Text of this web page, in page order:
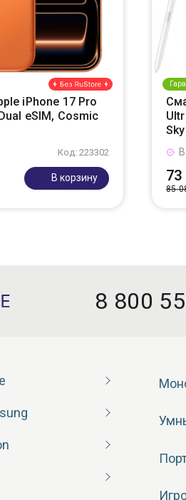
iPhone 17 Pro
eSIM, Cosmic
Код: 223302
В корзину
Sky
73
85
8 800